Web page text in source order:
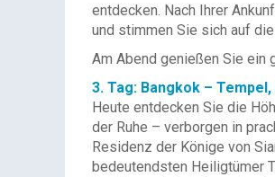
entdecken. Nach Ihrer
und stimmen Sie sich auf
Am Abend genießen Sie ein
3. Tag: Bangkok –
Heute entdecken Sie die
der Ruhe – verborgen in
Residenz der Könige von
bedeutendsten Heiligtümer